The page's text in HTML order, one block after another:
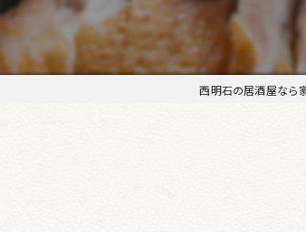
お飲み物
西明石の居酒屋なら